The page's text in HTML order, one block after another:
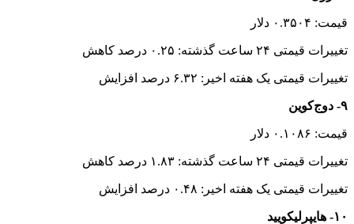
قیمت: ۰.۳۵۰۴ دلار
تغییرات قیمتی ۲۴ ساعت گذشته: ۰.۲۵ درصد کاهش
تغییرات قیمتی یک هفته اخیر: ۶.۳۲ درصد افزایش
۹- دوج‌کوین
قیمت: ۰.۱۰۸۶ دلار
تغییرات قیمتی ۲۴ ساعت گذشته: ۱.۸۳ درصد کاهش
تغییرات قیمتی یک هفته اخیر: ۰.۴۸ درصد افزایش
۱۰- هایپرلیکویید